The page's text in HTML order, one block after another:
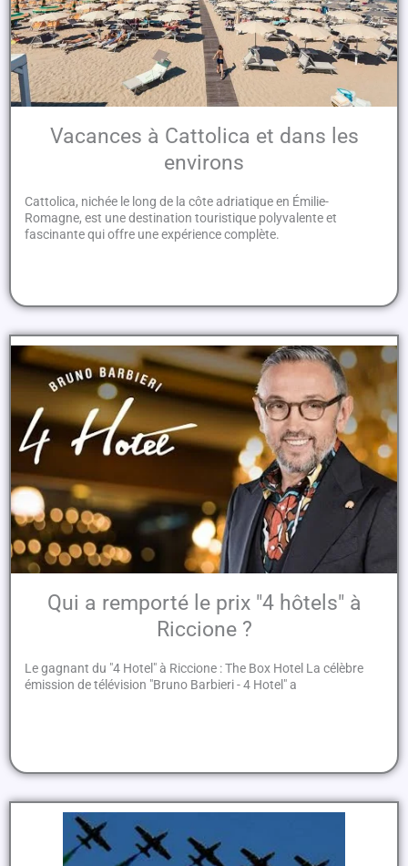
Vacances à Cattolica et dans les
environs
Cattolica, nichée le long de la côte adriatique en Émilie-
Romagne, est une destination touristique polyvalente et
fascinante qui offre une expérience complète.
Qui a remporté le prix "4 hôtels" à
Riccione ?
Le gagnant du "4 Hotel" à Riccione : The Box Hotel La célèbre
émission de télévision "Bruno Barbieri - 4 Hotel" a